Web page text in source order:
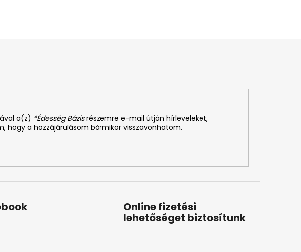
a(z) *Édesség Bázisrészemre e-mail útján hírleveleket,
hogy a hozzájárulásom bármikor visszavonhatom.
Online fizetési
lehetőséget biztosítunk